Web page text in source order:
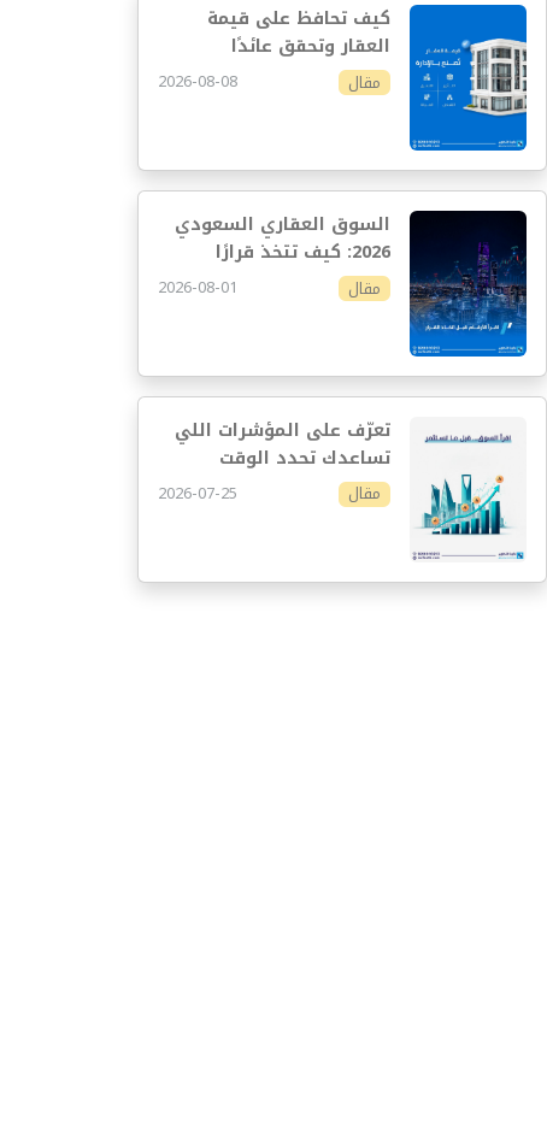
كيف تحافظ على قيمة
العقار وتحقق عائدًا
مستدامًا
مقال 2026-08-08
السوق العقاري السعودي
2026: كيف تتخذ قرارًا
استثماريًا أفضل
مقال 2026-08-01
تعرّف على المؤشرات اللي
تساعدك تحدد الوقت
المناسب للاستثمار
مقال 2026-07-25